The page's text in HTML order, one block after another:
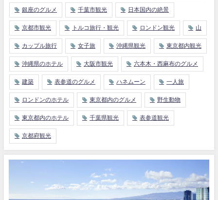
銀座のグルメ 千葉市観光 日本国内の絶景
京都市観光 トルコ旅行・観光 ロンドン観光 山
カップル旅行 女子旅 沖縄県観光 東京都内観光
沖縄県のホテル 大阪市観光 六本木・西麻布のグルメ
建築 表参道のグルメ ハネムーン 一人旅
ロンドンのホテル 東京都内のグルメ 野生動物
東京都内のホテル 千葉県観光 表参道観光
京都府観光